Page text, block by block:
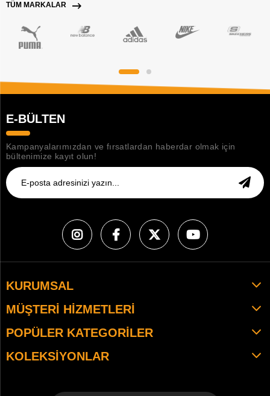
TÜM MARKALAR
E-BÜLTEN
Kampanyalarımızdan ve fırsatlardan haberdar olmak için
bültenimize kayıt olun!
KURUMSAL
MÜŞTERI HIZMETLERI
POPÜLER KATEGORILER
KOLEKSIYONLAR